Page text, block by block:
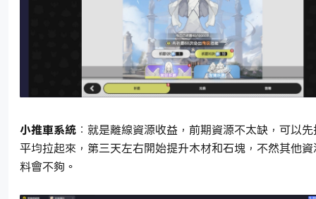
小推車系統 ：就是離線資源收益，前期資源不太缺，可以
平均拉起來，第三天左右開始提升木材和石塊，不然其他
料會不夠。